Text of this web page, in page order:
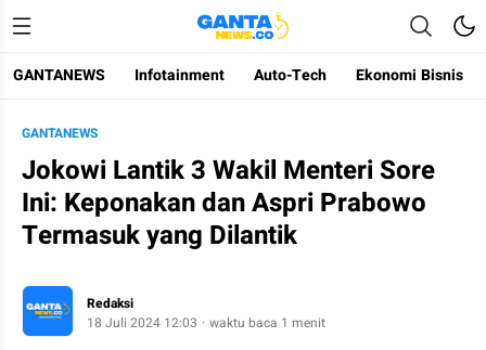
Gantanews
Informasi Membangun Bangsa
GANTANEWS Infotainment Auto-Tech Ekonomi Bisnis
GANTANEWS
Jokowi Lantik 3 Wakil Menteri Sore
Ini: Keponakan dan Aspri Prabowo
Termasuk yang Dilantik
Redaksi
18 Juli 2024 12:03
waktu baca 1 menit